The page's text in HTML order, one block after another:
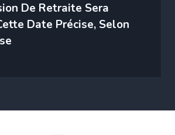
De Retraite Sera
Date Précise, Selon